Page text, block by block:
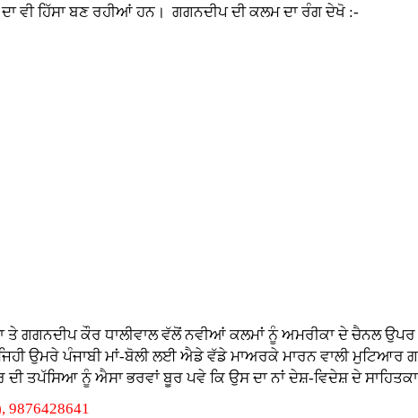
ਦਾ ਵੀ ਹਿੱਸਾ ਬਣ ਰਹੀਆਂ ਹਨ। ਗਗਨਦੀਪ ਦੀ ਕਲਮ ਦਾ ਰੰਗ ਦੇਖੋ :-
ਤੇ ਗਗਨਦੀਪ ਕੌਰ ਧਾਲੀਵਾਲ ਵੱਲੋਂ ਨਵੀਆਂ ਕਲਮਾਂ ਨੂੰ ਅਮਰੀਕਾ ਦੇ ਚੈਨਲ
ਜਿਹੀ ਉਮਰੇ ਪੰਜਾਬੀ ਮਾਂ-ਬੋਲੀ ਲਈ ਐਡੇ ਵੱਡੇ ਮਾਅਰਕੇ ਮਾਰਨ ਵਾਲੀ
ਤਪੱਸਿਆ ਨੂੰ ਐਸਾ ਭਰਵਾਂ ਬੂਰ ਪਵੇ ਕਿ ਉਸ ਦਾ ਨਾਂ ਦੇਸ਼-ਵਿਦੇਸ਼ ਦੇ